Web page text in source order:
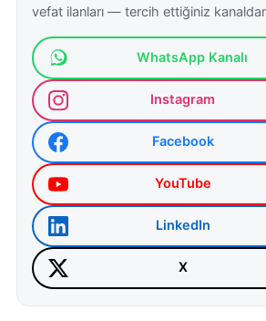
vefat ilanları — tercih ettiğiniz
WhatsApp Kanalı
Instagram
Facebook
YouTube
LinkedIn
X